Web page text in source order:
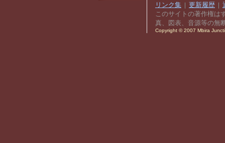
リンク集 | 更新履歴 |
このサイトの著作権は
真、図表、音源等の無
Copyright © 2007 Mbira